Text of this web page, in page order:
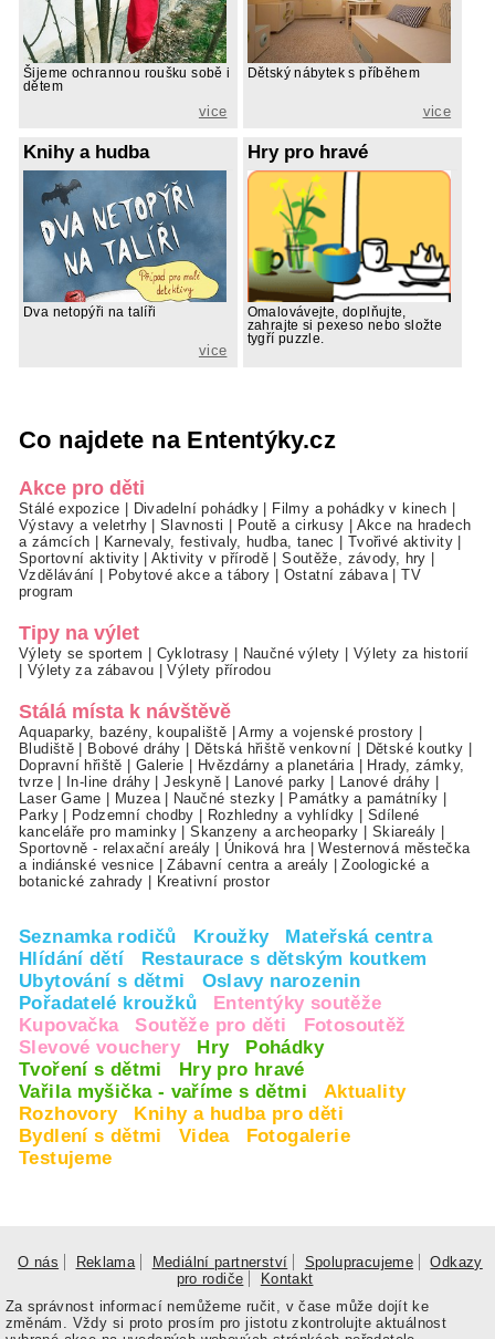
Šijeme ochrannou roušku sobě i
dětem
vice
Dětský nábytek s příběhem
vice
Knihy a hudba
Dva netopýři na talíři
vice
Hry pro hravé
Omalovávejte, doplňujte,
zahrajte si pexeso nebo složte
tygří puzzle.
Co najdete na Ententýky.cz
Akce pro děti
Stálé expozice Divadelní pohádky Filmy a pohádky v kinech
Výstavy a veletrhy|Slavnosti Poutě a cirkusy
Akce na hradech
a zámcích
Karnevaly, festivaly, hudba, tanec Tvořivé aktivity
Sportovní aktivity|Aktivity v přírodě |Soutěže, závody, hry
Vzdělávání
Pobytové akce a tábory Ostatní zábava|TV
program
Tipy na výlet
Výlety se sportem Cyklotrasy Naučné výlety
Výlety za historií
Výlety za zábavou |Výlety přírodou
Stálá místa k návštěvě
Aquaparky, bazény, koupaliště |Army a vojenské prostory
Bludiště
Bobové dráhy Dětská hřiště venkovní Dětské koutky
Dopravní hřiště
Galerie Hvězdárny a planetária|
Hrady, zámky,
tvrze| In-line dráhy |Jeskyně| Lanové parky Lanové dráhy
Laser Game
Muzea| Naučné stezky Památky a památníky
Parky| Podzemní chodby Rozhledny a vyhlídky
Sdílené
kanceláře pro maminky |Skanzeny a archeoparky Skiareály
Sportovně - relaxační areály
Úniková hra|Westernová městečka
a indiánské vesnice |Zábavní centra a areály |Zoologické a
botanické zahrady
Kreativní prostor
Seznamka rodičů Kroužky
Mateřská centra
Hlídání dětí
Restaurace s dětským koutkem
Ubytování s dětmi
Oslavy narozenin
Pořadatelé kroužků
Ententýky soutěže
Kupovačka
Soutěže pro děti
Fotosoutěž
Slevové vouchery
Hry
Pohádky
Tvoření s dětmi
Hry pro hravé
Vařila myšička - vaříme s dětmi
Aktuality
Rozhovory
Knihy a hudba pro děti
Bydlení s dětmi
Videa
Fotogalerie
Testujeme
O nás Reklama Mediální partnerství Spolupracujeme
Odkazy
pro rodiče
Kontakt
Za správnost informací nemůžeme ručit, v čase může dojít ke
změnám. Vždy si proto prosím pro jistotu zkontrolujte aktuálnost